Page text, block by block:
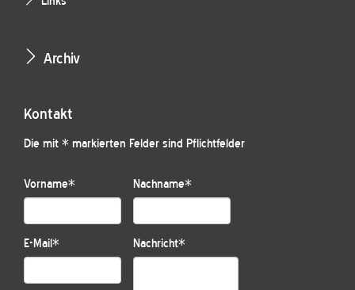
Archiv
Kontakt
Die mit * markierten Felder sind Pflichtfelder
Vorname* Nachname*
E-Mail* Nachricht*